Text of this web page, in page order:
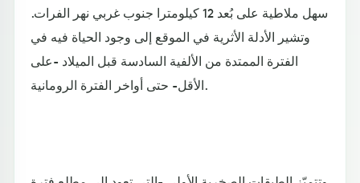
سهل ملاطية على بُعد 12 كيلومترا جنوب غربي نهر الفرات.
وتشير الأدلة الأثرية في الموقع إلى وجود الحياة فيه في
الفترة الممتدة من الألفية السادسة قبل الميلاد -على
الأقل- حتى أواخر الفترة الرومانية.